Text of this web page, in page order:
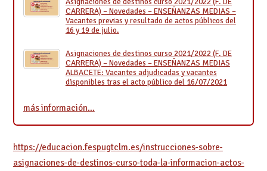
CARRERA) – Novedades – ENSEÑANZAS MEDIAS –
Vacantes previas y resultado de actos públicos del
16 y 19 de julio.
Asignaciones de destinos curso 2021/2022 (F. DE
CARRERA) – Novedades – ENSEÑANZAS MEDIAS
ALBACETE: Vacantes adjudicadas y vacantes
disponibles tras el acto público del 16/07/2021
más información…
https://educacion.fespugtclm.es/instrucciones-sobre-
asignaciones-de-destinos-curso-toda-la-informacion-actos-